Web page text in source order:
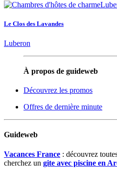
Le Clos des Lavandes
Luberon
À propos de guideweb
Découvrez les promos
Offres de dernière minute
Guideweb
Vacances France : découvrez
cherchez un gite avec piscine en